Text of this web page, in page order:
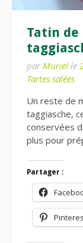
Tatin
par Muriel le
Tartes salées
Un reste de
taggiasche,
conservées
plus pour
Partager :